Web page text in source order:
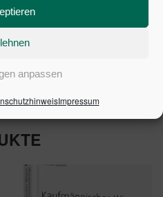
anpassen
Impressum